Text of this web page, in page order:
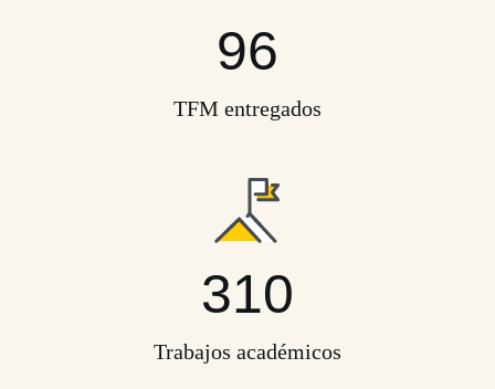
96
TFM entregados
310
Trabajos académicos